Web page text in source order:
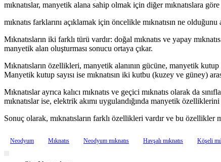
mıknatıslar, manyetik alana sahip olmak için diğer mıknatıslara
mıknatıs farklarını açıklamak için öncelikle mıknatısın ne
Mıknatısların iki farklı türü vardır: doğal mıknatıs ve yapay
manyetik alan oluşturması sonucu ortaya çıkar.
Mıknatısların özellikleri, manyetik alanının gücüne, manyetik
Manyetik kutup sayısı ise mıknatısın iki kutbu (kuzey ve güney)
Mıknatıslar ayrıca kalıcı mıknatıs ve geçici mıknatıs olarak da
mıknatıslar ise, elektrik akımı uygulandığında manyetik
Sonuç olarak, mıknatısların farklı özellikleri vardır ve bu özellikler
Neodyum Mıknatıs Neodyum mıknatıs Havşalı mıknatıs Köşeli
Sende Yorumla...